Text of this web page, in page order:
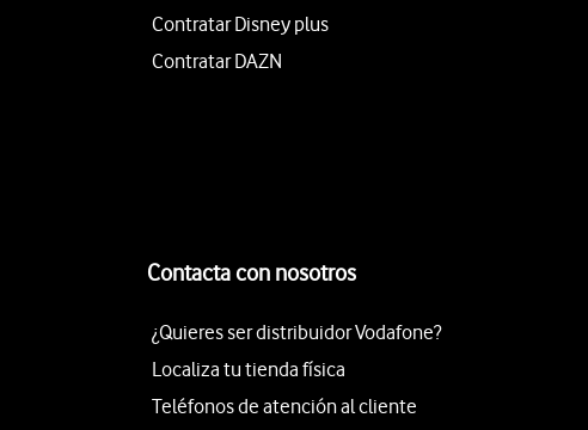
Contratar Disney plus
Contratar DAZN
Contacta con nosotros
¿Quieres ser distribuidor Vodafone?
Localiza tu tienda física
Teléfonos de atención al cliente